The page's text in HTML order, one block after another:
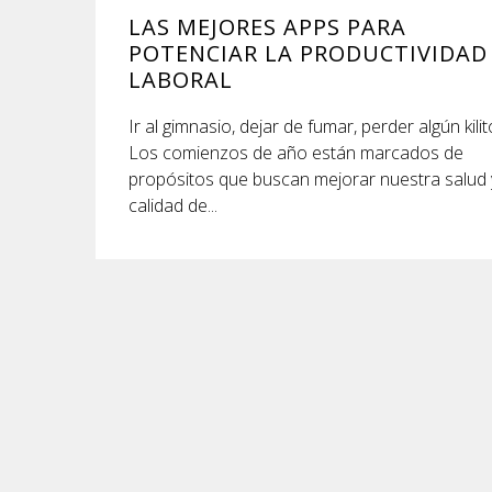
LAS MEJORES APPS PARA
POTENCIAR LA PRODUCTIVIDAD
LABORAL
Ir al gimnasio, dejar de fumar, perder algún
Los comienzos de año están marcados de
propósitos que buscan mejorar nuestra salud
calidad de...